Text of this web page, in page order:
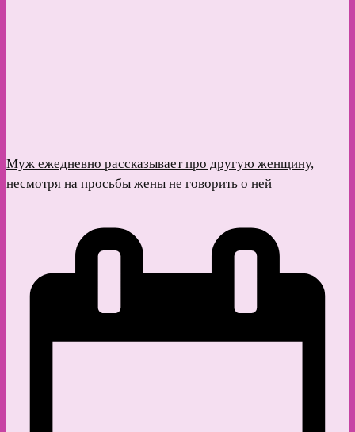
Муж ежедневно рассказывает про другую женщину,
несмотря на просьбы жены не говорить о ней